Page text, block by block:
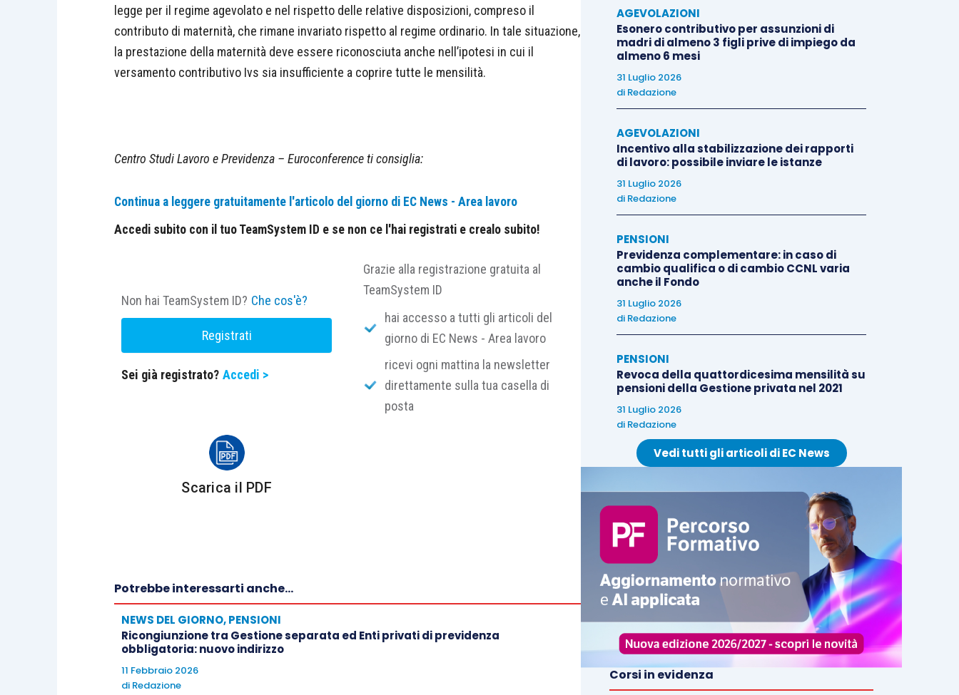
legge per il regime agevolato e nel rispetto delle relative disposizioni, compreso il
contributo di maternità, che rimane invariato rispetto al regime ordinario. In tale situazione,
la prestazione della maternità deve essere riconosciuta anche nell’ipotesi in cui il
versamento contributivo Ivs sia insufficiente a coprire tutte le mensilità.
Centro Studi Lavoro e Previdenza – Euroconference ti consiglia:
Continua a leggere gratuitamente l'articolo del giorno di EC News - Area lavoro
Accedi subito con il tuo TeamSystem ID e se non ce l'hai registrati e crealo subito!
Non hai TeamSystem ID? Che cos'è?
Registrati
Sei già registrato? Accedi >
Grazie alla registrazione gratuita al
TeamSystem ID
hai accesso a tutti gli articoli del
giorno di EC News - Area lavoro
ricevi ogni mattina la newsletter
direttamente sulla tua casella di
posta
Scarica il PDF
Potrebbe interessarti anche...
NEWS DEL GIORNO,PENSIONI
Ricongiunzione tra Gestione separata ed Enti privati di previdenza
obbligatoria: nuovo indirizzo
11 Febbraio 2026
di Redazione
AGEVOLAZIONI
Esonero contributivo per assunzioni di
madri di almeno 3 figli prive di impiego da
almeno 6 mesi
31 Luglio 2026
di Redazione
AGEVOLAZIONI
Incentivo alla stabilizzazione dei rapporti
di lavoro: possibile inviare le istanze
31 Luglio 2026
di Redazione
PENSIONI
Previdenza complementare: in caso di
cambio qualifica o di cambio CCNL varia
anche il Fondo
31 Luglio 2026
di Redazione
PENSIONI
Revoca della quattordicesima mensilità su
pensioni della Gestione privata nel 2021
31 Luglio 2026
di Redazione
Vedi tutti gli articoli di EC News
Corsi in evidenza